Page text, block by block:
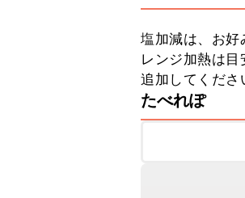
塩加減は、お好
レンジ加熱は
追加してくださ
たべれぽ